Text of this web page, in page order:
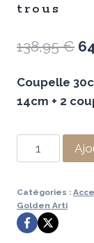
trous
138,95€ Le
Coupelle
14cm + 2
quantité
de
30cm
+
coupelle
Catégories :
Golden Arti